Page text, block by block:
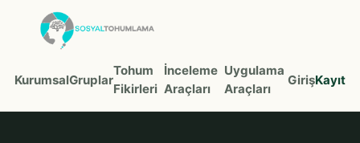
KurumsalGruplar
Tohum
Fikirleri
İnceleme
Araçları
Uygulama
Araçları
GirişKayıt